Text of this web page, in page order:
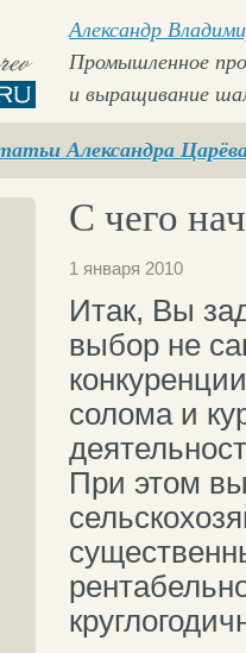
Александр
Промышленное
и выращивание
Александра
С чего
1 января 2010
Итак, Вы
выбор не
солома и
При этом